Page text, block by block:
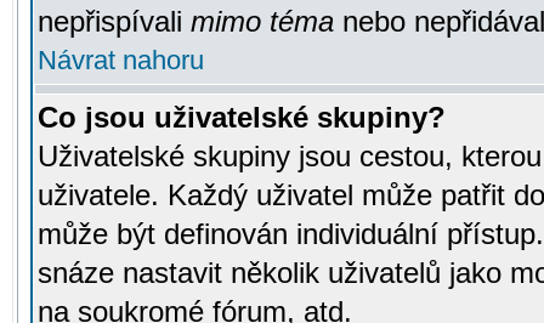
nepřispívali mimo téma nebo
Návrat nahoru
Co jsou uživatelské skupiny?
Uživatelské skupiny jsou cestou,
uživatele. Každý uživatel může patřit
může být definován individuální
snáze nastavit několik uživatelů jako
na soukromé fórum, atd.